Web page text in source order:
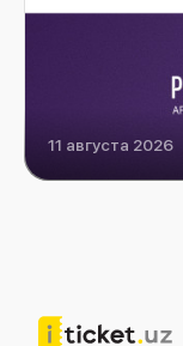
Paxtakor vs Al-Hussein
11 августа 2026